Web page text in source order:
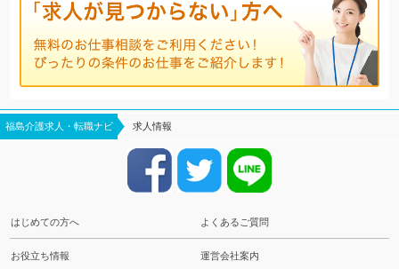
福島介護求人・転職ナビ 求人情報
はじめての方へ よくあるご質問
お役立ち情報 運営会社案内